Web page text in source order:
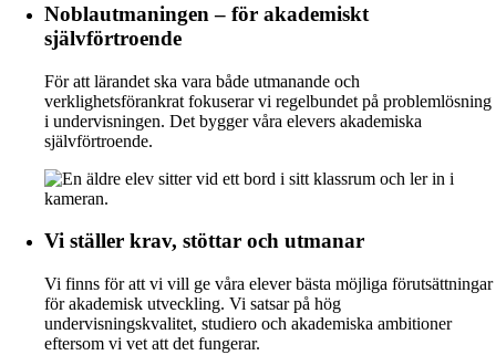
Noblautmaningen – för akademiskt
självförtroende
För att lärandet ska vara både utmanande och
verklighetsförankrat fokuserar vi regelbundet på problemlösning
i undervisningen. Det bygger våra elevers akademiska
självförtroende.
Vi ställer krav, stöttar och utmanar
Vi finns för att vi vill ge våra elever bästa möjliga förutsättningar
för akademisk utveckling. Vi satsar på hög
undervisningskvalitet, studiero och akademiska ambitioner
eftersom vi vet att det fungerar.